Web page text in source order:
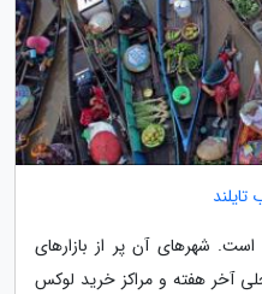
شهرهای آن پر از بازارهای
آخر هفته و مراکز خرید لوکس